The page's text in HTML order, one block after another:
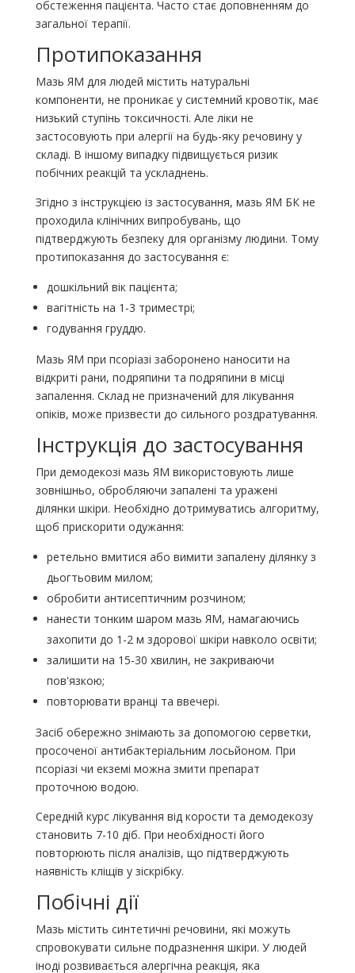
обстеження пацієнта. Часто стає доповненням до
загальної терапії.
Протипоказання
Мазь ЯМ для людей містить натуральні
компоненти, не проникає у системний кровотік, має
низький ступінь токсичності. Але ліки не
застосовують при алергії на будь-яку речовину у
складі. В іншому випадку підвищується ризик
побічних реакцій та ускладнень.
Згідно з інструкцією із застосування, мазь ЯМ БК не
проходила клінічних випробувань, що
підтверджують безпеку для організму людини. Тому
протипоказання до застосування є:
дошкільний вік пацієнта;
вагітність на 1-3 триместрі;
годування груддю.
Мазь ЯМ при псоріазі заборонено наносити на
відкриті рани, подряпини та подряпини в місці
запалення. Склад не призначений для лікування
опіків, може призвести до сильного роздратування.
Інструкція до застосування
При демодекозі мазь ЯМ використовують лише
зовнішньо, обробляючи запалені та уражені
ділянки шкіри. Необхідно дотримуватись алгоритму,
щоб прискорити одужання:
ретельно вмитися або вимити запалену ділянку з
дьогтьовим милом;
обробити антисептичним розчином;
нанести тонким шаром мазь ЯМ, намагаючись
захопити до 1-2 м здорової шкіри навколо освіти;
залишити на 15-30 хвилин, не закриваючи
пов'язкою;
повторювати вранці та ввечері.
Засіб обережно знімають за допомогою серветки,
просоченої антибактеріальним лосьйоном. При
псоріазі чи екземі можна змити препарат
проточною водою.
Середній курс лікування від корости та демодекозу
становить 7-10 діб. При необхідності його
повторюють після аналізів, що підтверджують
наявність кліщів у зіскрібку.
Побічні дії
Мазь містить синтетичні речовини, які можуть
спровокувати сильне подразнення шкіри. У людей
іноді розвивається алергічна реакція, яка